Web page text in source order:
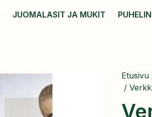
JUOMALASIT JA MUKIT
Etusivu
/